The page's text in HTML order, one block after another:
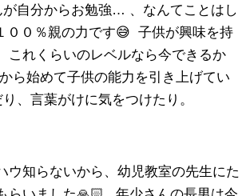
自分からお勉強… 、なんてことはし
０％親の力です😅 子供が興味を持
これくらいのレベルなら今できるか
ら始めて子供の能力を引き上げてい
、言葉がけに気をつけたり。
ウ知らないから、幼児教室の先生にた